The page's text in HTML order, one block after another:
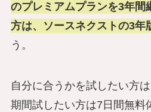
のプレミアムプランを3年間
方は、ソースネクストの3年
う。
自分に合うかを試したい方
期間試したい方は7日間無料